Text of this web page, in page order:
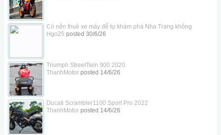
Có nên thuê xe máy để tự khám phá Nha Trang không
Hgo25 posted 30/6/26
Triumph StreetTwin 900 2020
ThanhMotorposted 14/6/26
Ducati Scrambler1100 Sport Pro 2022
ThanhMotorposted 14/6/26